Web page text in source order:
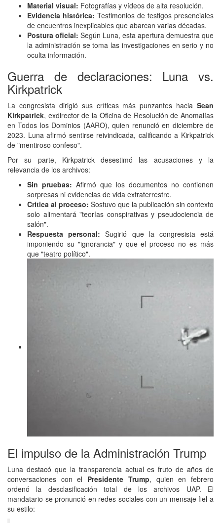
Material visual: Fotografías y vídeos de alta resolución.
Evidencia histórica: Testimonios de testigos presenciales
de encuentros inexplicables que abarcan varias décadas.
Postura oficial: Según Luna, esta apertura demuestra que
la administración se toma las investigaciones en serio y no
oculta información.
Guerra de declaraciones: Luna vs.
Kirkpatrick
La congresista dirigió sus críticas más punzantes hacia Sean
Kirkpatrick, exdirector de la Oficina de Resolución de Anomalías
en Todos los Dominios (AARO), quien renunció en diciembre de
2023. Luna afirmó sentirse reivindicada, calificando a Kirkpatrick
de "mentiroso confeso".
Por su parte, Kirkpatrick desestimó las acusaciones y la
relevancia de los archivos:
Sin pruebas: Afirmó que los documentos no contienen
sorpresas ni evidencias de vida extraterrestre.
Crítica al proceso: Sostuvo que la publicación sin contexto
solo alimentará "teorías conspirativas y pseudociencia de
salón".
Respuesta personal: Sugirió que la congresista está
imponiendo su "ignorancia" y que el proceso no es más
que "teatro político".
El impulso de la Administración Trump
Luna destacó que la transparencia actual es fruto de años de
conversaciones con el Presidente Trump, quien en febrero
ordenó la desclasificación total de los archivos UAP. El
mandatario se pronunció en redes sociales con un mensaje fiel a
su estilo: